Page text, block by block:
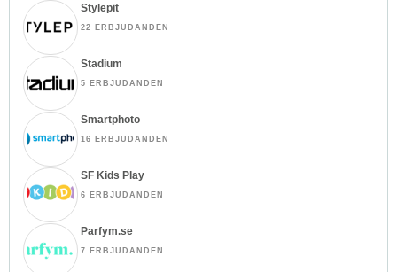
Stylepit
22 ERBJUDANDEN
Stadium
5 ERBJUDANDEN
Smartphoto
16 ERBJUDANDEN
SF Kids Play
6 ERBJUDANDEN
Parfym.se
7 ERBJUDANDEN